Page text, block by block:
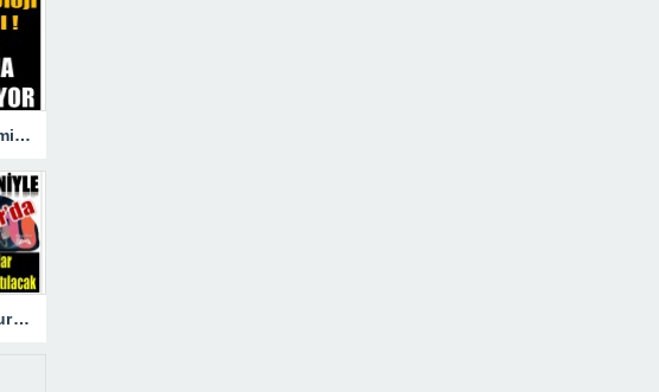
Dikkat ! Fırtına Bölgemizde Etkili Olacak
8. Bisiklet Turu Anamur’dan Başlıyor. Bazı Yollar Trafiğe Kapatılacak